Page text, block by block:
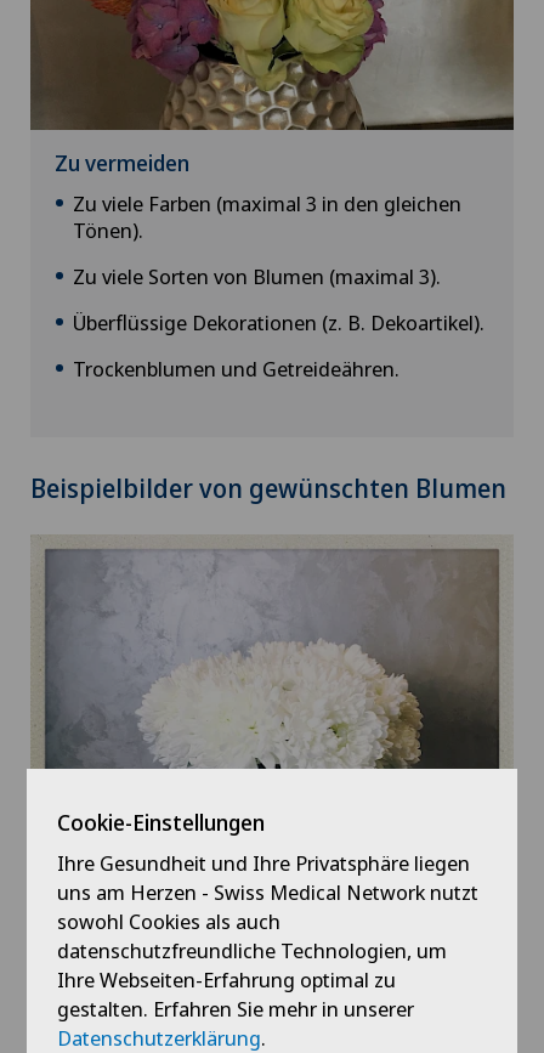
Zu vermeiden
Zu viele Farben (maximal 3 in den gleichen
Tönen).
Zu viele Sorten von Blumen (maximal 3).
Überflüssige Dekorationen (z. B. Dekoartikel).
Trockenblumen und Getreideähren.
Beispielbilder von gewünschten Blumen
Cookie-Einstellungen
Ihre Gesundheit und Ihre Privatsphäre liegen
uns am Herzen - Swiss Medical Network nutzt
sowohl Cookies als auch
datenschutzfreundliche Technologien, um
Ihre Webseiten-Erfahrung optimal zu
gestalten. Erfahren Sie mehr in unserer
Datenschutzerklärung.